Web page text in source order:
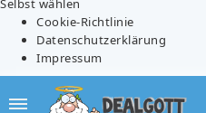
Selbst wählen
Cookie-Richtlinie
Datenschutzerklärung
Impressum